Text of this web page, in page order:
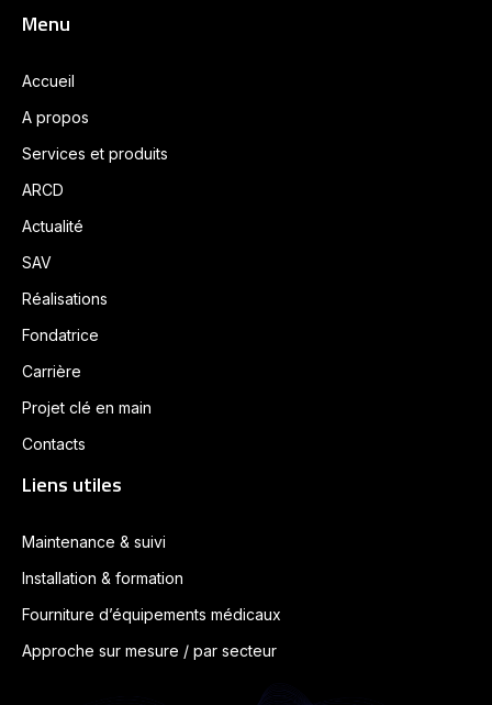
Menu
Accueil
A propos
Services et produits
ARCD
Actualité
SAV
Réalisations
Fondatrice
Carrière
Projet clé en main
Contacts
Liens utiles
Maintenance & suivi
Installation & formation
Fourniture d’équipements médicaux
Approche sur mesure / par secteur